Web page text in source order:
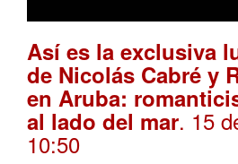
Así es la exclusiva
de Nicolás Cabré y
en Aruba:
al lado del mar. 15
10:50